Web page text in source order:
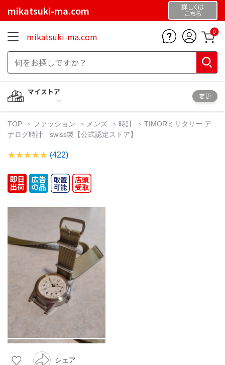
mikatsuki-ma.com 詳しくは
こちら
mikatsuki-ma.com 0
マイストア
変更
TOP ファッション メンズ 時計
TIMORミリタリー ア
ナログ時計 swiss製【公式認定ストア】
(422)
シェア